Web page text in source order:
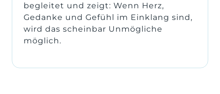
begleitet und zeigt: Wenn Herz,
Gedanke und Gefühl im Einklang sind,
wird das scheinbar Unmögliche
möglich.